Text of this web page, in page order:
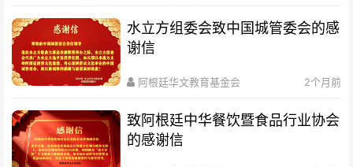
水立方组委会致中国城管委会的感
谢信
阿根廷华文教育基金会 2个月前
致阿根廷中华餐饮暨食品行业协会
的感谢信